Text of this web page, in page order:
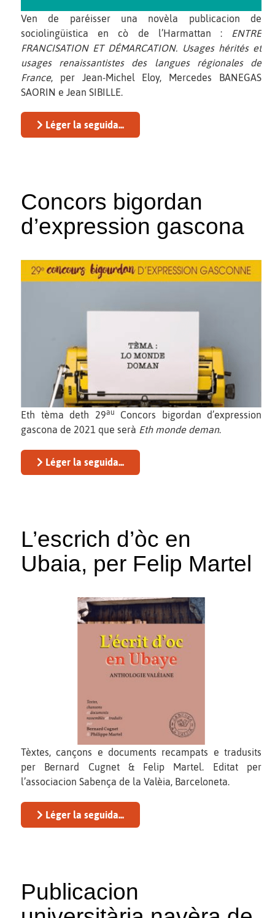
Ven de paréisser una novèla publicacion de
sociolingüistica en cò de l’Harmattan :
ENTRE
FRANCISATION ET DÉMARCATION. Usages hérités et
usages renaissantistes des langues régionales de
France, per Jean-Michel Eloy, Mercedes BANEGAS
SAORIN e Jean SIBILLE.
Léger la seguida...
Concors bigordan
d’expression gascona
Eth tèma deth 29au
Concors bigordan d’expression
gascona de 2021 que serà Eth monde deman.
Léger la seguida...
L’escrich d’òc en
Ubaia, per Felip Martel
Tèxtes, cançons e documents recampats e tradusits
per Bernard Cugnet & Felip Martel. Editat per
l’associacion Sabença de la Valèia, Barceloneta.
Léger la seguida...
Publicacion